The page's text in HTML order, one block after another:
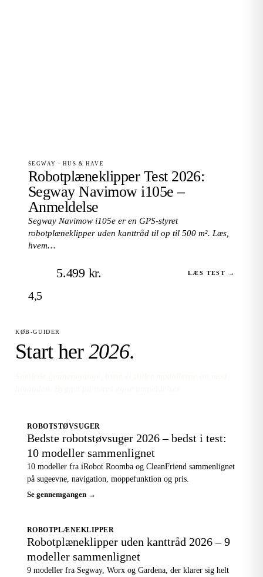
SEGWAY · HUS & HAVE
Robotplæneklipper Test 2026:
Segway Navimow i105e –
Anmeldelse
Segway Navimow i105e er en GPS-styret
robotplæneklipper uden kanttråd til op til 500 m². Læs,
hvem…
4,5
5.499 kr. LÆS TEST →
KØB-GUIDER
Start her 2026.
ROBOTSTØVSUGER
Bedste robotstøvsuger 2026 – bedst i test:
10 modeller sammenlignet
10 modeller fra iRobot Roomba og CleanFriend sammenlignet
på sugeevne, navigation, moppefunktion og pris.
Se gennemgangen →
ROBOTPLÆNEKLIPPER
Robotplæneklipper uden kanttråd 2026 – 9
modeller sammenlignet
9 modeller fra Segway, Worx og Gardena, der klarer sig helt